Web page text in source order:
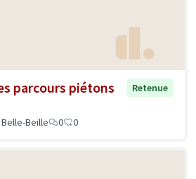
parcours piétons
Retenue
Beille 0 0